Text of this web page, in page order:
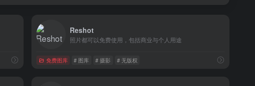
Reshot
照片都可以免费使用，包括商业与个人用途
免费图库 # 图库 # 摄影 # 无版权